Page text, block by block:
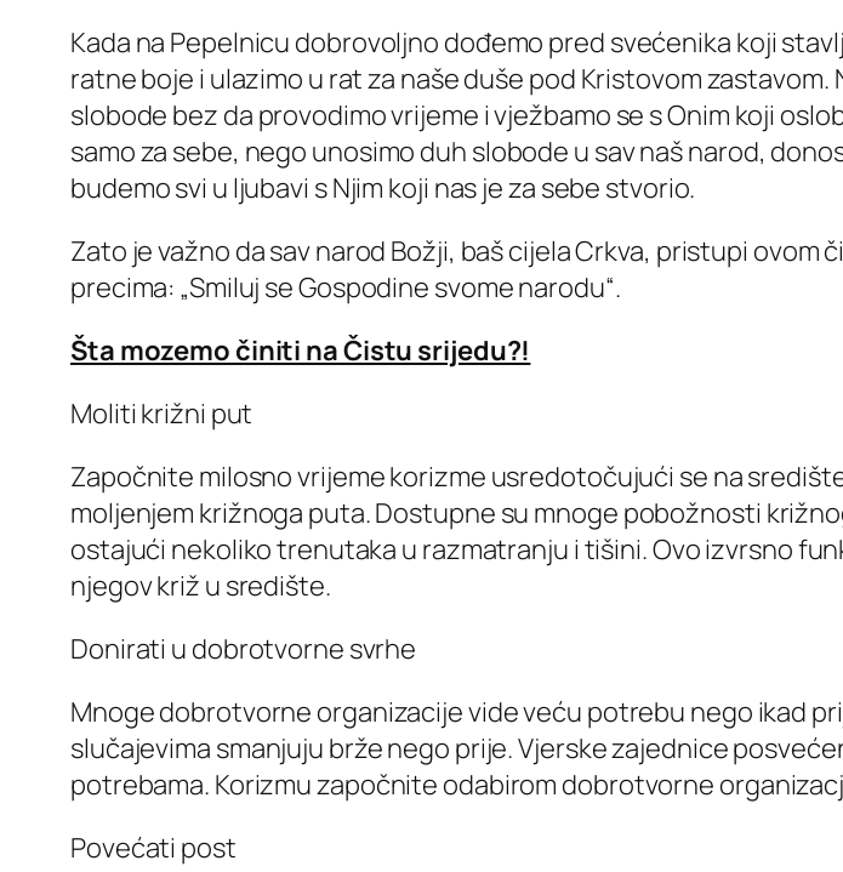
Kada na Pepelnicu dobrovoljno dođemo pred svećenika koji
ratne boje i ulazimo u rat za naše duše pod Kristovom
slobode bez da provodimo vrijeme i vježbamo se s Onim koji
samo za sebe, nego unosimo duh slobode u sav naš narod,
budemo svi u ljubavi s Njim koji nas je za sebe stvorio.
Zato je važno da sav narod Božji, baš cijela Crkva, pristupi
precima: „Smiluj se Gospodine svome narodu“.
Šta mozemo činiti na Čistu srijedu?!
Moliti križni put
Započnite milosno vrijeme korizme usredotočujući se na
moljenjem križnoga puta. Dostupne su mnoge pobožnosti
ostajući nekoliko trenutaka u razmatranju i tišini. Ovo izvrsno
njegov križ u središte.
Donirati u dobrotvorne svrhe
Mnoge dobrotvorne organizacije vide veću potrebu nego ikad
slučajevima smanjuju brže nego prije. Vjerske zajednice
potrebama. Korizmu započnite odabirom dobrotvorne
Povećati post